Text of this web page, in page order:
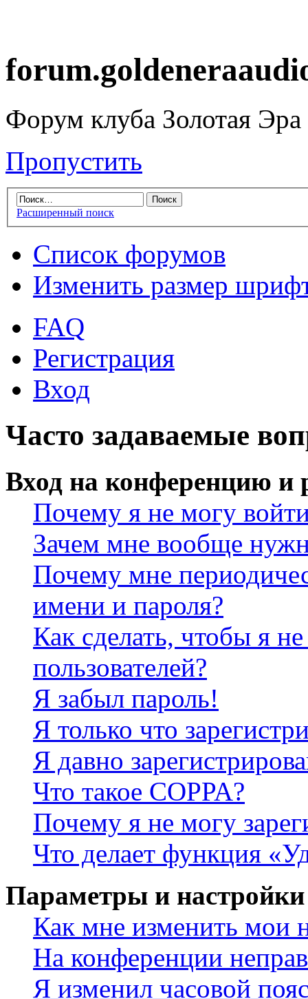
Форум клуба Золотая
Пропустить
Расширенный поиск
Список форумов
Изменить размер
FAQ
Регистрация
Вход
Часто задаваемые
Вход на конференцию и
Почему я не могу
Зачем мне вообще
Почему мне
имени и пароля?
Как сделать, чтобы я
пользователей?
Я забыл пароль!
Я только что
Я давно
Что такое COPPA?
Почему я не могу
Что делает функция
Параметры и настройки
Как мне изменить мои
На конференции
Я изменил часовой